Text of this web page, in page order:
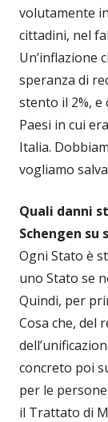
volutamente
cittadini, nel
Un’inflazione
speranza di
stento il 2%,
Paesi in cui
Italia.
vogliamo
Quali danni
Schengen
Ogni Stato è
uno Stato se
Quindi, per
Cosa che, del
concreto poi
per le
il Trattato di